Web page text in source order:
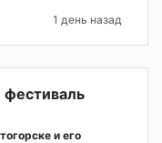
1 день назад
фестиваль
и его